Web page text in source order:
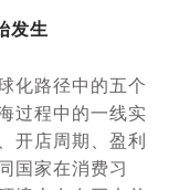
发生
化路径中的五个
过程中的一线实
开店周期、盈利
国家在消费习